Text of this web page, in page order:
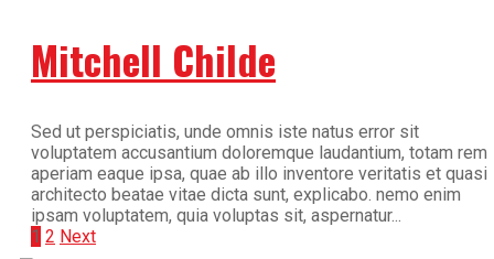
Mitchell Childe
Sed ut perspiciatis, unde omnis iste natus error sit
voluptatem accusantium doloremque laudantium, totam rem
aperiam eaque ipsa, quae ab illo inventore veritatis et quasi
architecto beatae vitae dicta sunt, explicabo. nemo enim
ipsam voluptatem, quia voluptas sit, aspernatur...
1 2 Next